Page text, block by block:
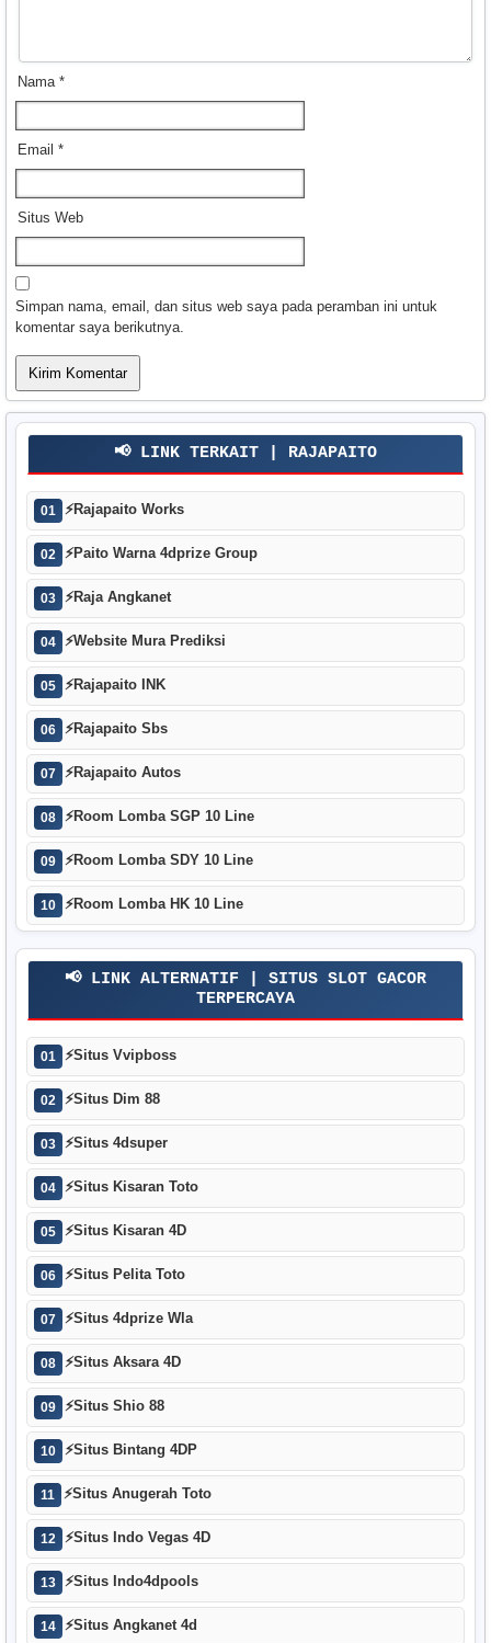
Nama *
Email *
Situs Web
Simpan nama, email, dan situs web saya pada peramban ini untuk
komentar saya berikutnya.
📢 LINK TERKAIT | RAJAPAITO
01 ⚡Rajapaito Works
02 ⚡Paito Warna 4dprize Group
03 ⚡Raja Angkanet
04 ⚡Website Mura Prediksi
05 ⚡Rajapaito INK
06 ⚡Rajapaito Sbs
07 ⚡Rajapaito Autos
08 ⚡Room Lomba SGP 10 Line
09 ⚡Room Lomba SDY 10 Line
10 ⚡Room Lomba HK 10 Line
📢 LINK ALTERNATIF | SITUS SLOT GACOR
TERPERCAYA
01 ⚡Situs Vvipboss
02 ⚡Situs Dim 88
03 ⚡Situs 4dsuper
04 ⚡Situs Kisaran Toto
05 ⚡Situs Kisaran 4D
06 ⚡Situs Pelita Toto
07 ⚡Situs 4dprize Wla
08 ⚡Situs Aksara 4D
09 ⚡Situs Shio 88
10 ⚡Situs Bintang 4DP
11 ⚡Situs Anugerah Toto
12 ⚡Situs Indo Vegas 4D
13 ⚡Situs Indo4dpools
14 ⚡Situs Angkanet 4d